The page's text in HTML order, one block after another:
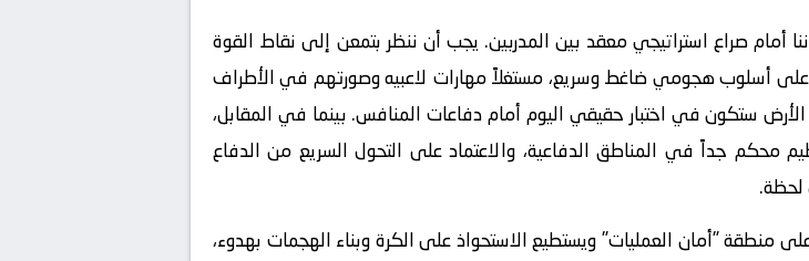
أمام صراع استراتيجي معقد بين المدربين. يجب أن ننظر بتمعن إلى نقاط القوة
أسلوب هجومي ضاغط وسريع، مستغلاً مهارات لاعبيه وصورتهم في الأطراف
ستكون في اختبار حقيقي اليوم أمام دفاعات المنافس. بينما في المقابل،
محكم جداً في المناطق الدفاعية، والاعتماد على التحول السريع من الدفاع
لحظة.
"أمان العمليات" ويستطيع الاستحواذ على الكرة وبناء الهجمات بهدوء،